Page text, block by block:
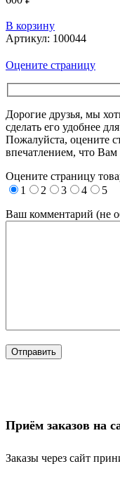
В корзину
Артикул: 100044
Оцените страницу
Дорогие друзья, мы
сделать его удобнее
Пожалуйста, оцените
впечатлением, что Вам
Оцените страницу
1
2 3 4
5
Ваш комментарий (не
Приём заказов на
Заказы через сайт